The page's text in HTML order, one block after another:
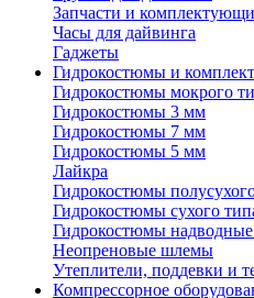
Запчасти и
Часы для дайвинга
Гаджеты
Гидрокостюмы и
Гидрокостюмы мокрого
Гидрокостюмы 3 мм
Гидрокостюмы 7 мм
Гидрокостюмы 5 мм
Лайкра
Гидрокостюмы
Гидрокостюмы сухого
Гидрокостюмы надводные
Неопреновые шлемы
Утеплители, поддевки и
Компрессорное